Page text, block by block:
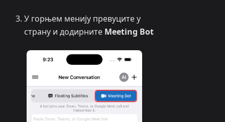
У горњем менију превуците у
страну и додирните Meeting Bot